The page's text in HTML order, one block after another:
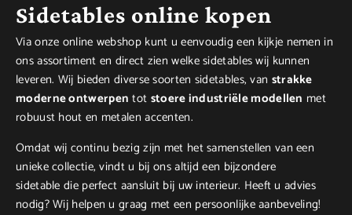
Sidetables online kopen
Via onze online webshop kunt u eenvoudig een kijkje nemen in
ons assortiment en direct zien welke sidetables wij kunnen
leveren. Wij bieden diverse soorten sidetables, van strakke
moderne ontwerpen tot stoere industriële modellen met
robuust hout en metalen accenten.
Omdat wij continu bezig zijn met het samenstellen van een
unieke collectie, vindt u bij ons altijd een bijzondere
sidetable die perfect aansluit bij uw interieur. Heeft u advies
nodig? Wij helpen u graag met een persoonlijke aanbeveling!